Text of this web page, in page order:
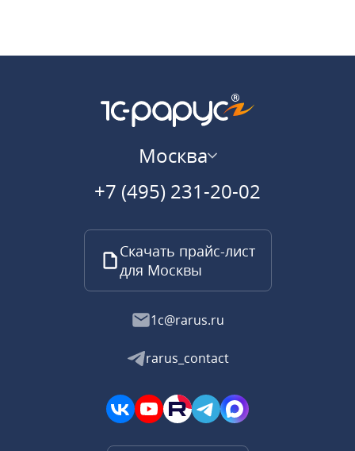
Москва
+7 (495) 231-20-02
Скачать прайс-лист
для Москвы
1c@rarus.ru
rarus_contact